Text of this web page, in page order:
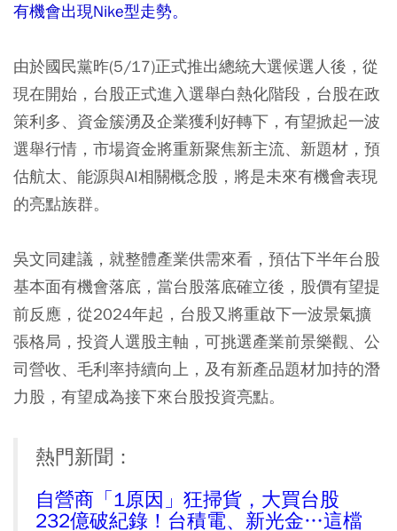
有機會出現Nike型走勢。
由於國民黨昨(5/17)正式推出總統大選候選人後，從
現在開始，台股正式進入選舉白熱化階段，台股在政
策利多、資金簇湧及企業獲利好轉下，有望掀起一波
選舉行情，市場資金將重新聚焦新主流、新題材，預
估航太、能源與AI相關概念股，將是未來有機會表現
的亮點族群。
吳文同建議，就整體產業供需來看，預估下半年台股
基本面有機會落底，當台股落底確立後，股價有望提
前反應，從2024年起，台股又將重啟下一波景氣擴
張格局，投資人選股主軸，可挑選產業前景樂觀、公
司營收、毛利率持續向上，及有新產品題材加持的潛
力股，有望成為接下來台股投資亮點。
熱門新聞：
自營商「1原因」狂掃貨，大買台股
232億破紀錄！台積電、新光金…這檔